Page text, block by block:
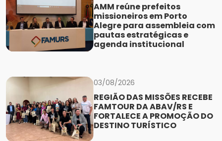
AMM reúne prefeitos
missioneiros em Porto
Alegre para assembleia com
pautas estratégicas e
agenda institucional
03/08/2026
REGIÃO DAS MISSÕES RECEBE
FAMTOUR DA ABAV/RS E
FORTALECE A PROMOÇÃO DO
DESTINO TURÍSTICO